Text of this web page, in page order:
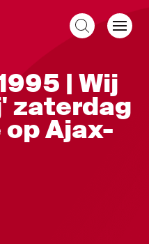
| Wij
zaterdag
Ajax-